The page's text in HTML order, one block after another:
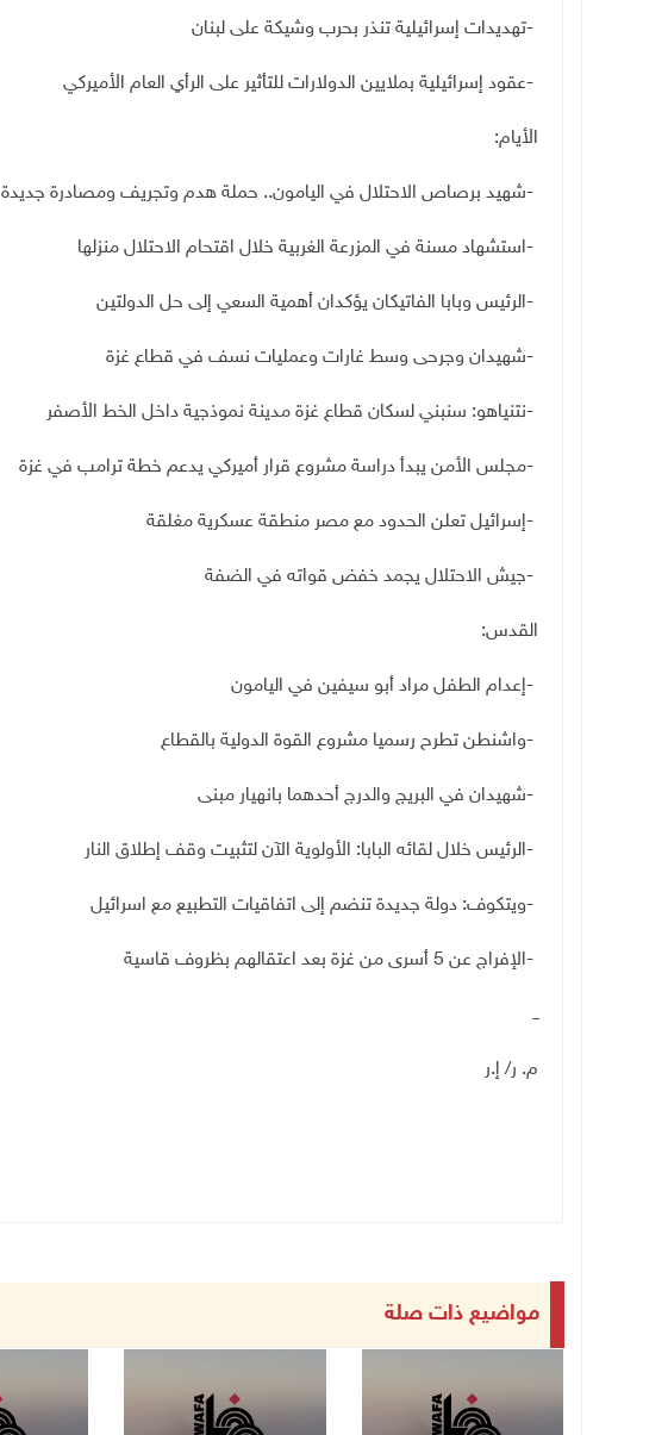
-تهديدات إسرائيلية تنذر بحرب وشيكة على لبنان
-عقود إسرائيلية بملايين الدولارات للتأثير على الرأي العام الأميركي
الأيام:
-شهيد برصاص الاحتلال في اليامون.. حملة هدم وتجريف ومصادرة جديدة
-استشهاد مسنة في المزرعة الغربية خلال اقتحام الاحتلال منزلها
-الرئيس وبابا الفاتيكان يؤكدان أهمية السعي إلى حل الدولتين
-شهيدان وجرحى وسط غارات وعمليات نسف في قطاع غزة
-نتنياهو: سنبني لسكان قطاع غزة مدينة نموذجية داخل الخط الأصفر
-مجلس الأمن يبدأ دراسة مشروع قرار أميركي يدعم خطة ترامب في غزة
-إسرائيل تعلن الحدود مع مصر منطقة عسكرية مغلقة
-جيش الاحتلال يجمد خفض قواته في الضفة
القدس:
-إعدام الطفل مراد أبو سيفين في اليامون
-واشنطن تطرح رسميا مشروع القوة الدولية بالقطاع
-شهيدان في البريج والدرج أحدهما بانهيار مبنى
-الرئيس خلال لقائه البابا: الأولوية الآن لتثبيت وقف إطلاق النار
-ويتكوف: دولة جديدة تنضم إلى اتفاقيات التطبيع مع اسرائيل
-الإفراج عن 5 أسرى من غزة بعد اعتقالهم بظروف قاسية
ــ
م. ر/ إ.ر
مواضيع ذات صلة